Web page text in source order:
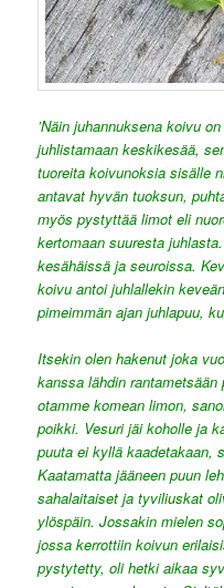
’Näin juhannuksena koivu
juhlistamaan keskikesää,
tuoreita koivunoksia sisälle
antavat hyvän tuoksun,
myös pystyttää limot eli
kertomaan suuresta
kesähäissä ja seuroissa.
koivu antoi juhlallekin
pimeimmän ajan juhlapuu,
Itsekin olen hakenut joka
kanssa lähdin
otamme komean limon,
poikki. Vesuri jäi koholle ja
puuta ei kyllä kaadetakaan,
Kaatamatta jääneen puun
sahalaitaiset ja tyviliuskat
ylöspäin. Jossakin mielen
jossa kerrottiin koivun
pystytetty, oli hetki aikaa